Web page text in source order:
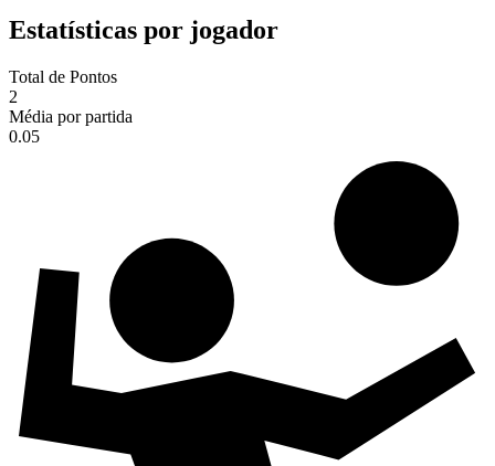
Estatísticas por jogador
Total de Pontos
2
Média por partida
0.05